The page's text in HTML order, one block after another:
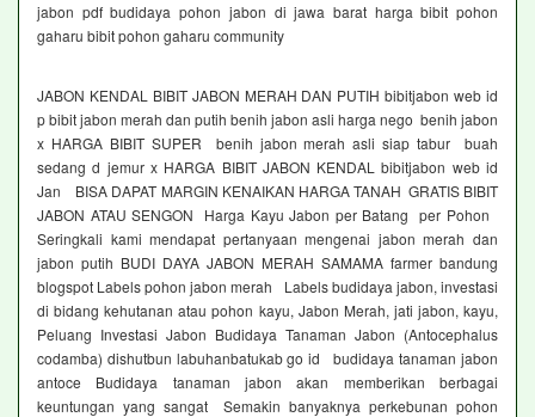
jabon pdf budidaya pohon jabon di jawa barat harga bibit pohon
gaharu bibit pohon gaharu community
JABON KENDAL BIBIT JABON MERAH DAN PUTIH bibitjabon web id
p bibit jabon merah dan putih benih jabon asli harga nego benih jabon
x HARGA BIBIT SUPER benih jabon merah asli siap tabur buah
sedang d jemur x HARGA BIBIT JABON KENDAL bibitjabon web id
Jan BISA DAPAT MARGIN KENAIKAN HARGA TANAH GRATIS BIBIT
JABON ATAU SENGON Harga Kayu Jabon per Batang per Pohon
Seringkali kami mendapat pertanyaan mengenai jabon merah dan
jabon putih BUDI DAYA JABON MERAH SAMAMA farmer bandung
blogspot Labels pohon jabon merah Labels budidaya jabon, investasi
di bidang kehutanan atau pohon kayu, Jabon Merah, jati jabon, kayu,
Peluang Investasi Jabon Budidaya Tanaman Jabon (Antocephalus
codamba) dishutbun labuhanbatukab go id budidaya tanaman jabon
antoce Budidaya tanaman jabon akan memberikan berbagai
keuntungan yang sangat Semakin banyaknya perkebunan pohon